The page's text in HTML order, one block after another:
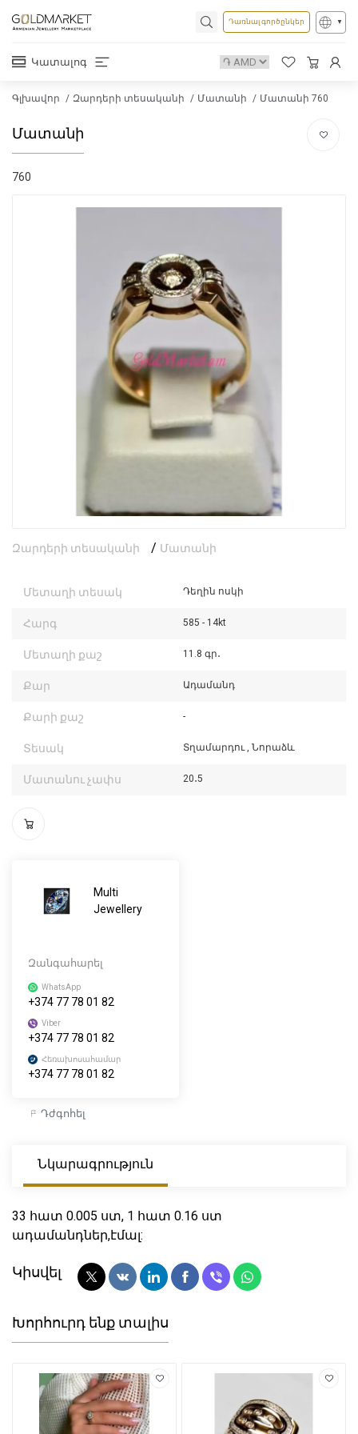
Դառնալ գործընկեր
Կատալոգ
Գլխավոր Զարդերի տեսականի Մատանի Մատանի 760
Մատանի
760
Զարդերի տեսականի / Մատանի
Մետաղի տեսակ Դեղին ոսկի
Հարգ 585 - 14kt
Մետաղի քաշ 11.8 գր․
Քար Ադամանդ
Քարի քաշ -
Տեսակ Տղամարդու , Նորաձև
Մատանու չափս 20․5
Multi
Jewellery
Զանգահարել
WhatsApp
+374 77 78 01 82
Viber
+374 77 78 01 82
Հեռախոսահամար
+374 77 78 01 82
Դժգոհել
Նկարագրություն
33 հատ 0.005 ստ, 1 հատ 0.16 ստ
ադամանդներ,էմալ:
Կիսվել
Խորհուրդ ենք տալիս